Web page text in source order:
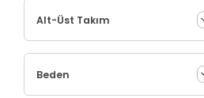
Alt-Üst Takım
Beden